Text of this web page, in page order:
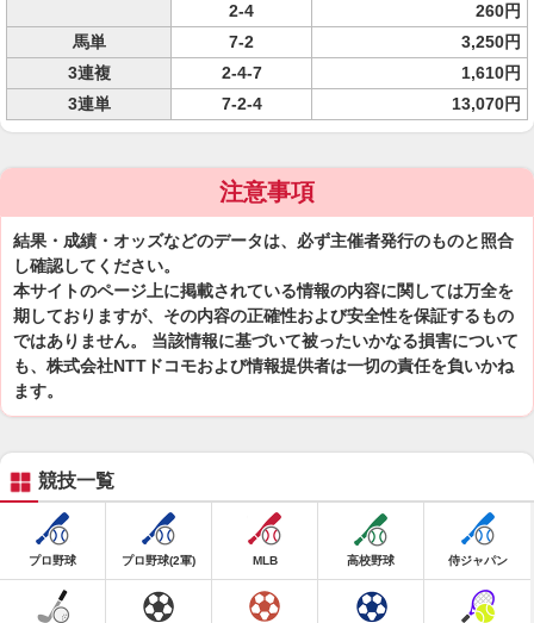
2-4
260円
馬単
7-2
3,250円
3連複
2-4-7
1,610円
3連単
7-2-4 13,070円
注意事項
結果・成績・オッズなどのデータは、必ず主催者発行のものと照合
し確認してください。
本サイトのページ上に掲載されている情報の内容に関しては万全を
期しておりますが、その内容の正確性および安全性を保証するもの
ではありません。 当該情報に基づいて被ったいかなる損害について
も、株式会社NTTドコモおよび情報提供者は一切の責任を負いかね
ます。
競技一覧
プロ野球 プロ野球(2軍) MLB 高校野球 侍ジャパン